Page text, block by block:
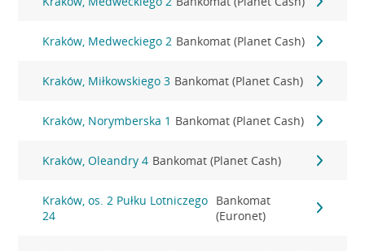
Kraków, Medweckiego 2 Bankomat (Planet Cash)
Kraków, Miłkowskiego 3 Bankomat (Planet Cash)
Kraków, Norymberska 1 Bankomat (Planet Cash)
Kraków, Oleandry 4 Bankomat (Planet Cash)
Kraków, os. 2 Pułku Lotniczego
24
Bankomat
(Euronet)